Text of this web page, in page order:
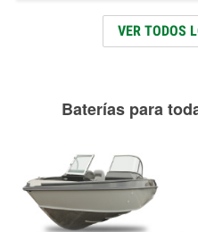
VER TODOS
Baterías para